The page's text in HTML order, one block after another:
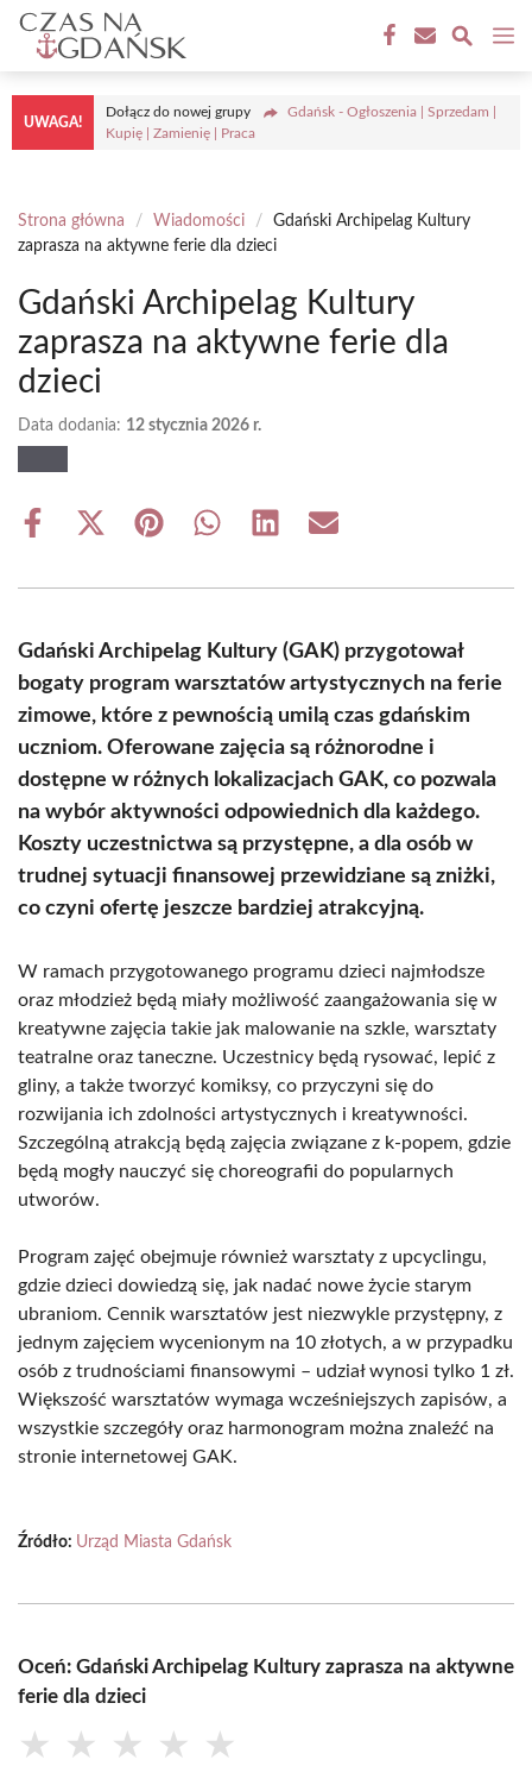
Przejdź
treści
UWAGA!
Dołącz do nowej grupy
Gdańsk - Ogłoszenia | Sprzedam |
Kupię | Zamienię | Praca
Strona główna / Wiadomości /
Gdański Archipelag Kultury
zaprasza na aktywne ferie dla dzieci
Gdański Archipelag Kultury
zaprasza na aktywne ferie dla
dzieci
Data dodania: 12 stycznia 2026 r.
Share
Share
(Twitter)
Share Share Share Share
Gdański Archipelag Kultury (GAK) przygotował
bogaty program warsztatów artystycznych na ferie
zimowe, które z pewnością umilą czas gdańskim
uczniom. Oferowane zajęcia są różnorodne i
dostępne w różnych lokalizacjach GAK, co pozwala
na wybór aktywności odpowiednich dla każdego.
Koszty uczestnictwa są przystępne, a dla osób w
trudnej sytuacji finansowej przewidziane są zniżki,
co czyni ofertę jeszcze bardziej atrakcyjną.
W ramach przygotowanego programu dzieci najmłodsze
oraz młodzież będą miały możliwość zaangażowania się w
kreatywne zajęcia takie jak malowanie na szkle, warsztaty
teatralne oraz taneczne. Uczestnicy będą rysować, lepić z
gliny, a także tworzyć komiksy, co przyczyni się do
rozwijania ich zdolności artystycznych i kreatywności.
Szczególną atrakcją będą zajęcia związane z k-popem, gdzie
będą mogły nauczyć się choreografii do popularnych
utworów.
Program zajęć obejmuje również warsztaty z upcyclingu,
gdzie dzieci dowiedzą się, jak nadać nowe życie starym
ubraniom. Cennik warsztatów jest niezwykle przystępny, z
jednym zajęciem wycenionym na 10 złotych, a w przypadku
osób z trudnościami finansowymi – udział wynosi tylko 1 zł.
Większość warsztatów wymaga wcześniejszych zapisów, a
wszystkie szczegóły oraz harmonogram można znaleźć na
stronie internetowej GAK.
Źródło: Urząd Miasta Gdańsk
Oceń: Gdański Archipelag Kultury zaprasza na aktywne
ferie dla dzieci
★ ★ ★ ★ ★